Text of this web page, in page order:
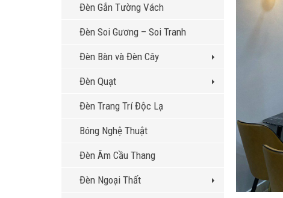
Đèn Gắn Tường Vách
Đèn Soi Gương – Soi Tranh
Đèn Bàn và Đèn Cây
Đèn Quạt
Đèn Trang Trí Độc Lạ
Bóng Nghệ Thuật
Đèn Âm Cầu Thang
Đèn Ngoại Thất